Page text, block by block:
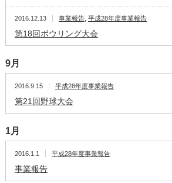
2016.12.13 事業報告, 平成28年度事業報告
第18回ボウリング大会
9月
2016.9.15 平成28年度事業報告
第21回野球大会
1月
2016.1.1 平成28年度事業報告
事業報告